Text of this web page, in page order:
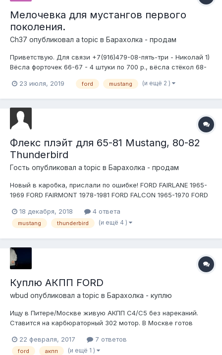
Мелочевка для мустангов первого
поколения.
Ch37 опубликовал a topic в Барахолка - продам
Приветствую. Для связи +7(916)479-08-пять-три - Николай 1)
Вёсла форточек 66-67 - 4 штуки по 700 р., вёсла стёкол 68-
мустангом на 68-ой год - 800 р. Шильд 289 High Performance
23 июля, 2019 ford mustang (и ещё 2 )
Флекс плэйт для 65-81 Mustang, 80-82
Thunderbird
Гость опубликовал a topic в Барахолка - продам
Новый в каробка, прислали по ошибке! FORD FAIRLANE 1965-
1969 FORD FAIRMONT 1978-1981 FORD FALCON 1965-1970 FORD
FORD MUSTANG 1965-1981 FORD THUNDERBIRD 1980-1982
MERCURY CAPRI 1976-1981...
18 декабря, 2018 4 ответа
mustang thunderbird (и ещё 4 )
Куплю АКПП FORD
wbud опубликовал a topic в Барахолка - куплю
Ищу в Питере/Москве живую АКПП C4/C5 без нареканий.
Ставится на карбюраторный 302 мотор. В Москве готов
22 февраля, 2017
7 ответов
ford акпп (и ещё 1 )